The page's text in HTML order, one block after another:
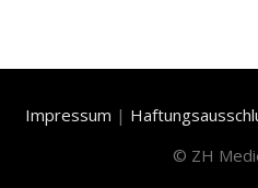
Impressum |
© ZH